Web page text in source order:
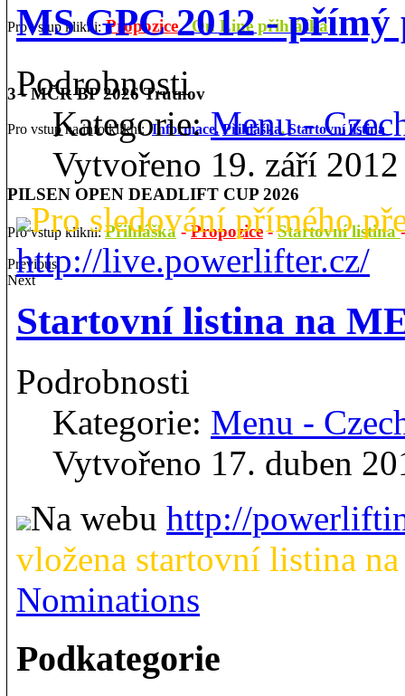
Pro vstup klikni: Propozice On Line přihláška
3 - MČR BP 2026 Trutnov
Pro vstup na info klikni: Informace, Přihláška, Startovní listina
PILSEN OPEN DEADLIFT CUP 2026
Pro vstup klikni:Přihláška-Propozice-Startovní listina
Previous
Next
MS GPC 2012 - přímý
Podrobnosti
Kategorie:Menu -
Vytvořeno 19. září 2012
Pro sledování přímého
http://live.powerlifter.cz/
Startovní listina na
Podrobnosti
Kategorie: Menu -
Vytvořeno 17. duben
Na webu http://
vložena startovní listina
Nominations
Podkategorie